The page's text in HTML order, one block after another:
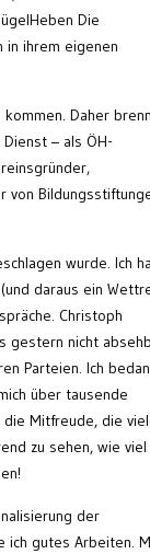
Die
in ihrem eigenen
Daher
– als ÖH-
von
wurde. Ich
daraus ein
Christoph
gestern nicht
Parteien. Ich
über tausende
die Mitfreude, die
zu sehen, wie viel
der
ich gutes Arbeiten.